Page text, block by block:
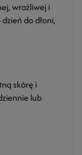
wrażliwej i
do dłoni,
skórę i
lub